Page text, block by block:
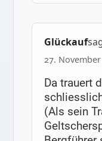
Glückauf
27.
Da trauert
(Als sein